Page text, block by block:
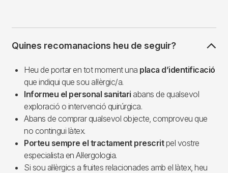
Quines recomanacions heu de seguir?
Heu de portar en tot moment una placa d’identificació
que indiqui que sou al·lèrgic/a.
Informeu el personal sanitari abans de qualsevol
exploració o intervenció quirúrgica.
Abans de comprar qualsevol objecte, comproveu que
no contingui làtex.
Porteu sempre el tractament prescritpel vostre
especialista en Al·lergologia.
Si sou al·lèrgics a fruites relacionades amb el làtex, heu